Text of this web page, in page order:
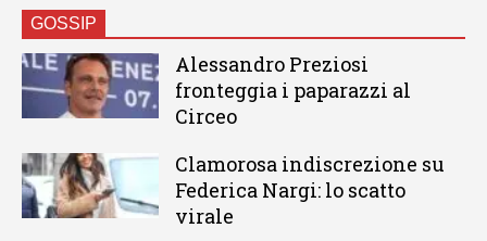
GOSSIP
Alessandro Preziosi
fronteggia i paparazzi al
Circeo
Clamorosa indiscrezione su
Federica Nargi: lo scatto
virale